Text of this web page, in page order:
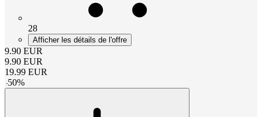
28
Afficher les détails de l'offre
9.90 EUR
9.90 EUR
19.99 EUR
-50%